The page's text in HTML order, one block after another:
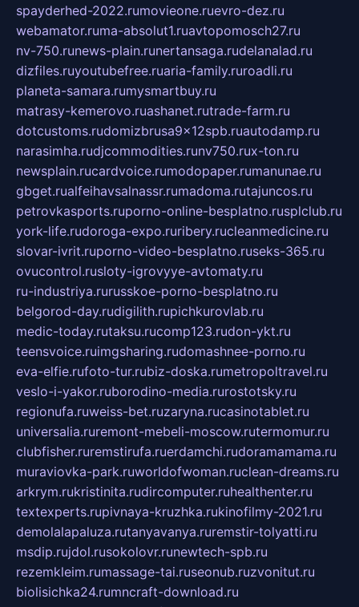
spayderhed-2022.rumovieone.ruevro-dez.ru
webamator.ruma-absolut1.ruavtopomosch27.ru
nv-750.runews-plain.runertansaga.rudelanalad.ru
dizfiles.ruyoutubefree.ruaria-family.ruroadli.ru
planeta-samara.rumysmartbuy.ru
matrasy-kemerovo.ruashanet.rutrade-farm.ru
dotcustoms.rudomizbrusa9x12spb.ruautodamp.ru
narasimha.rudjcommodities.runv750.rux-ton.ru
newsplain.rucardvoice.rumodopaper.rumanunae.ru
gbget.rualfeihavsalnassr.rumadoma.rutajuncos.ru
petrovkasports.ruporno-online-besplatno.rusplclub.ru
york-life.rudoroga-expo.ruribery.rucleanmedicine.ru
slovar-ivrit.ruporno-video-besplatno.ruseks-365.ru
ovucontrol.rusloty-igrovyye-avtomaty.ru
ru-industriya.rurusskoe-porno-besplatno.ru
belgorod-day.rudigilith.rupichkurovlab.ru
medic-today.rutaksu.rucomp123.rudon-ykt.ru
teensvoice.ruimgsharing.rudomashnee-porno.ru
eva-elfie.rufoto-tur.rubiz-doska.rumetropoltravel.ru
veslo-i-yakor.ruborodino-media.rurostotsky.ru
regionufa.ruweiss-bet.ruzaryna.rucasinotablet.ru
universalia.ruremont-mebeli-moscow.rutermomur.ru
clubfisher.ruremstirufa.ruerdamchi.rudoramamama.ru
muraviovka-park.ruworldofwoman.ruclean-dreams.ru
arkrym.rukristinita.rudircomputer.ruhealthenter.ru
textexperts.rupivnaya-kruzhka.rukinofilmy-2021.ru
demolalapaluza.rutanyavanya.ruremstir-tolyatti.ru
msdip.rujdol.rusokolovr.runewtech-spb.ru
rezemkleim.rumassage-tai.ruseonub.ruzvonitut.ru
biolisichka24.rumncraft-download.ru